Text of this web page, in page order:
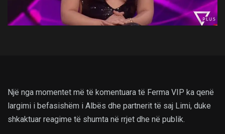
Një nga momentet më të komentuara të Ferma VIP ka qenë
largimi i befasishëm i Albës dhe partnerit të saj Limi, duke
shkaktuar reagime të shumta në rrjet dhe në publik.